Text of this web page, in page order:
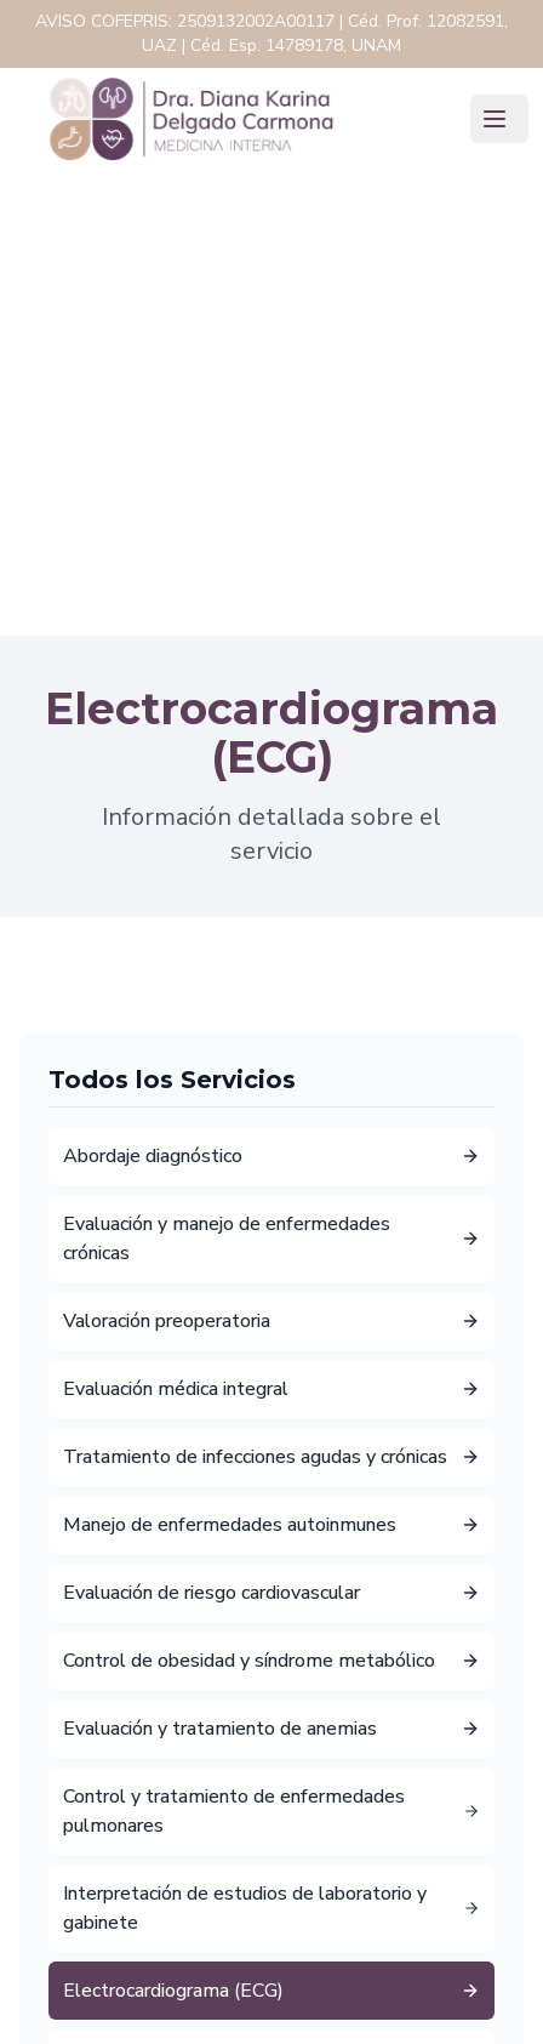
AVISO COFEPRIS: 2509132002A00117 | Céd. Prof. 12082591,
UAZ | Céd. Esp. 14789178, UNAM
Electrocardiograma
(ECG)
Información detallada sobre el
servicio
Todos los Servicios
Abordaje diagnóstico
Evaluación y manejo de enfermedades
crónicas
Valoración preoperatoria
Evaluación médica integral
Tratamiento de infecciones agudas y crónicas
Manejo de enfermedades autoinmunes
Evaluación de riesgo cardiovascular
Control de obesidad y síndrome metabólico
Evaluación y tratamiento de anemias
Control y tratamiento de enfermedades
pulmonares
Interpretación de estudios de laboratorio y
gabinete
Electrocardiograma (ECG)